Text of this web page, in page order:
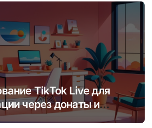
TikTok Live для
через донаты и